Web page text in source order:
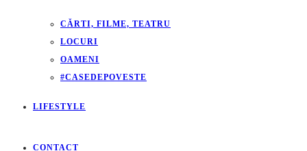
CĂRTI, FILME, TEATRU
LOCURI
OAMENI
#CASEDEPOVESTE
LIFESTYLE
CONTACT